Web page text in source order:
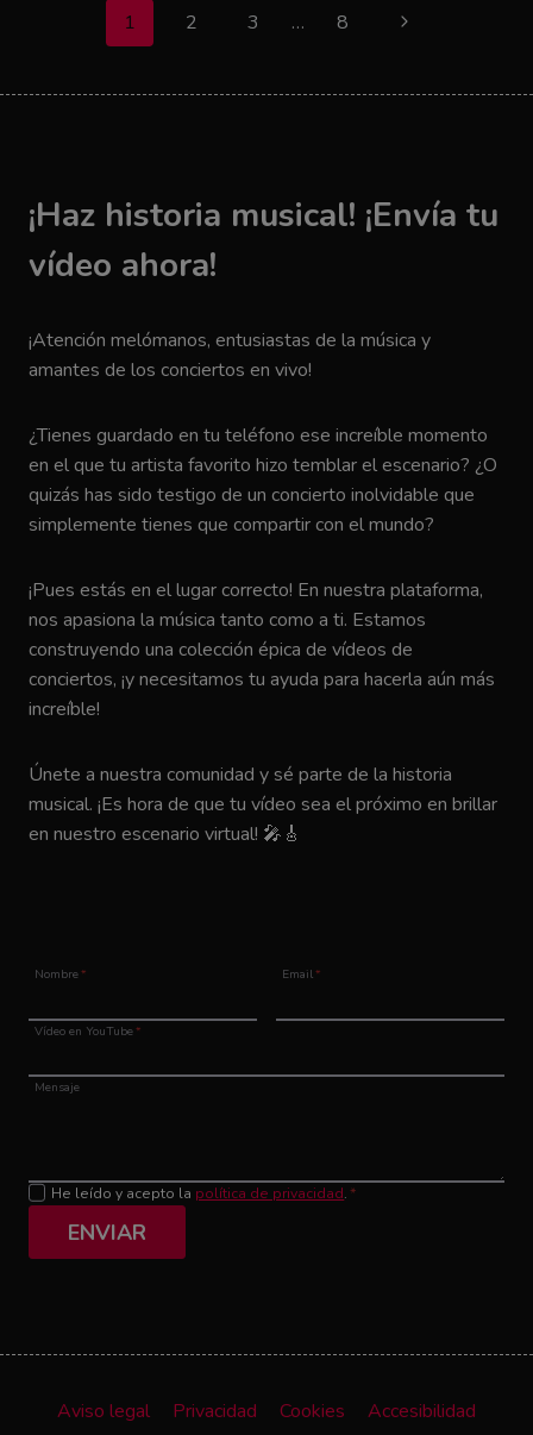
Navegación
1 2 3 … 8
Siguiente
¡Haz historia musical! ¡Envía tu
vídeo ahora!
¡Atención melómanos, entusiastas de la música y
amantes de los conciertos en vivo!
¿Tienes guardado en tu teléfono ese increíble momento
en el que tu artista favorito hizo temblar el escenario? ¿O
quizás has sido testigo de un concierto inolvidable que
simplemente tienes que compartir con el mundo?
¡Pues estás en el lugar correcto! En nuestra plataforma,
nos apasiona la música tanto como a ti. Estamos
construyendo una colección épica de vídeos de
conciertos, ¡y necesitamos tu ayuda para hacerla aún más
increíble!
Únete a nuestra comunidad y sé parte de la historia
musical. ¡Es hora de que tu vídeo sea el próximo en brillar
en nuestro escenario virtual! 🎤🎸
Nombre* Email*
Vídeo en YouTube*
Mensaje
He leído y acepto la política de privacidad. *
ENVIAR
Aviso legal Privacidad Cookies Accesibilidad